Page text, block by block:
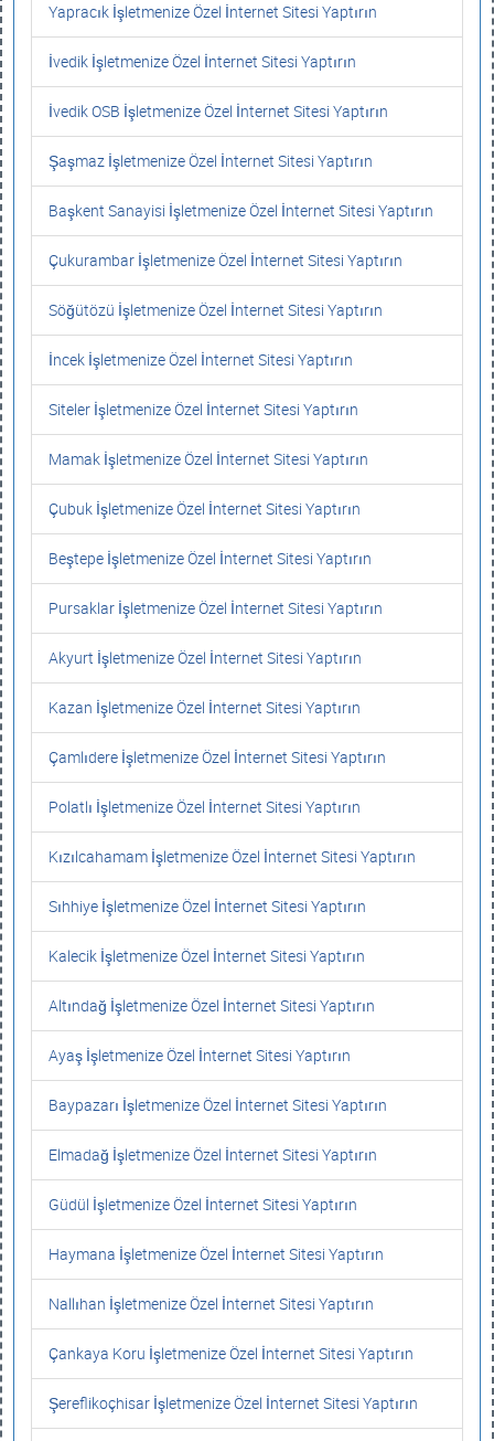
Yapracık İşletmenize Özel İnternet Sitesi Yaptırın
İvedik İşletmenize Özel İnternet Sitesi Yaptırın
İvedik OSB İşletmenize Özel İnternet Sitesi Yaptırın
Şaşmaz İşletmenize Özel İnternet Sitesi Yaptırın
Başkent Sanayisi İşletmenize Özel İnternet Sitesi Yaptırın
Çukurambar İşletmenize Özel İnternet Sitesi Yaptırın
Söğütözü İşletmenize Özel İnternet Sitesi Yaptırın
İncek İşletmenize Özel İnternet Sitesi Yaptırın
Siteler İşletmenize Özel İnternet Sitesi Yaptırın
Mamak İşletmenize Özel İnternet Sitesi Yaptırın
Çubuk İşletmenize Özel İnternet Sitesi Yaptırın
Beştepe İşletmenize Özel İnternet Sitesi Yaptırın
Pursaklar İşletmenize Özel İnternet Sitesi Yaptırın
Akyurt İşletmenize Özel İnternet Sitesi Yaptırın
Kazan İşletmenize Özel İnternet Sitesi Yaptırın
Çamlıdere İşletmenize Özel İnternet Sitesi Yaptırın
Polatlı İşletmenize Özel İnternet Sitesi Yaptırın
Kızılcahamam İşletmenize Özel İnternet Sitesi Yaptırın
Sıhhiye İşletmenize Özel İnternet Sitesi Yaptırın
Kalecik İşletmenize Özel İnternet Sitesi Yaptırın
Altındağ İşletmenize Özel İnternet Sitesi Yaptırın
Ayaş İşletmenize Özel İnternet Sitesi Yaptırın
Baypazarı İşletmenize Özel İnternet Sitesi Yaptırın
Elmadağ İşletmenize Özel İnternet Sitesi Yaptırın
Güdül İşletmenize Özel İnternet Sitesi Yaptırın
Haymana İşletmenize Özel İnternet Sitesi Yaptırın
Nallıhan İşletmenize Özel İnternet Sitesi Yaptırın
Çankaya Koru İşletmenize Özel İnternet Sitesi Yaptırın
Şereflikoçhisar İşletmenize Özel İnternet Sitesi Yaptırın